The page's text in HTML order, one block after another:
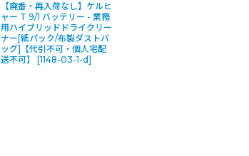
【廃番・再入荷なし】ケルヒ
ャー T 9/1 バッテリー - 業務
用ハイブリッドドライクリー
ナー[紙パック/布製ダストバ
ッグ]【代引不可・個人宅配
送不可】
[1148-03-1-d]